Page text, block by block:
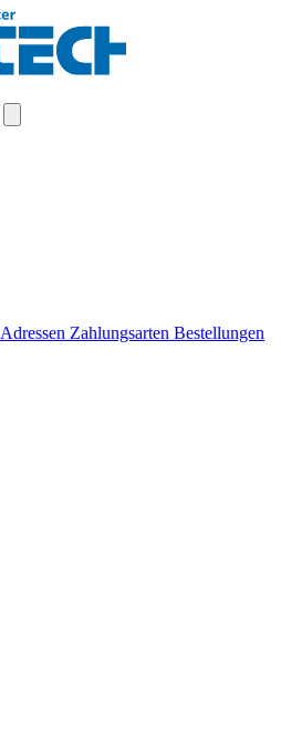
Adressen Zahlungsarten Bestellungen